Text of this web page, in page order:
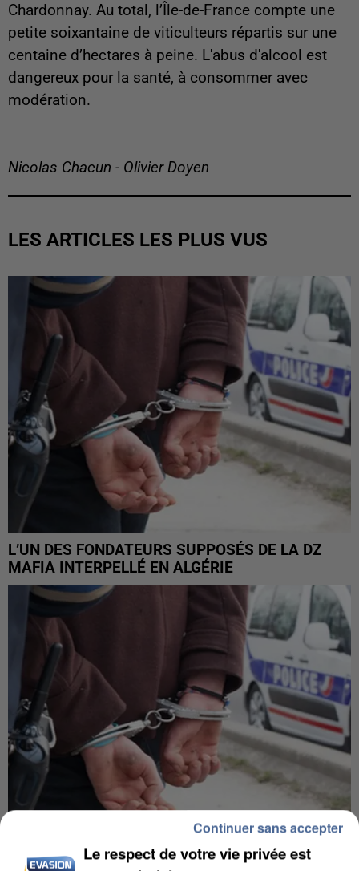
Chardonnay. Au total, l’Île-de-France compte une
petite soixantaine de viticulteurs répartis sur une
centaine d’hectares à peine. L'abus d'alcool est
dangereux pour la santé, à consommer avec
modération.
Nicolas Chacun - Olivier Doyen
LES ARTICLES LES PLUS VUS
L’UN DES FONDATEURS SUPPOSÉS DE LA DZ
MAFIA INTERPELLÉ EN ALGÉRIE
UN SECOND CADRE DE LA DZ MAFIA
Le respect de votre vie privée est
Continuer sans accepter